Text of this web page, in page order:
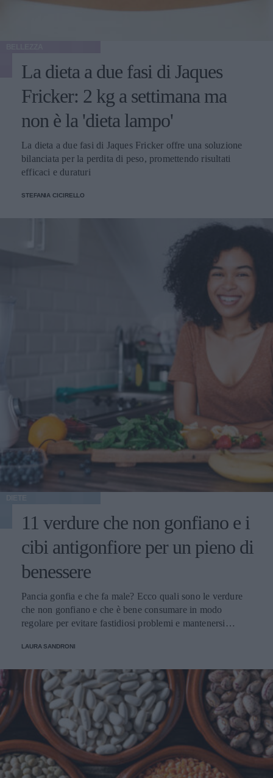
La dieta a due fasi di Jaques
Fricker: 2 kg a settimana ma
non è la 'dieta lampo'
La dieta a due fasi di Jaques Fricker offre una soluzione
bilanciata per la perdita di peso, promettendo risultati
efficaci e duraturi
STEFANIA CICIRELLO
11 verdure che non gonfiano e i
cibi antigonfiore per un pieno di
benessere
Pancia gonfia e che fa male? Ecco quali sono le verdure
che non gonfiano e che è bene consumare in modo
regolare per evitare fastidiosi problemi e mantenersi
LAURA SANDRONI